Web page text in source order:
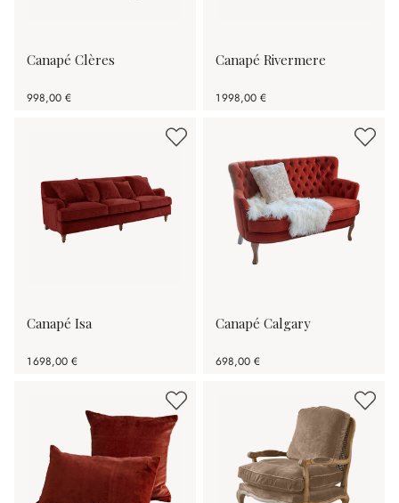
Canapé Clères
998,00 €
Canapé Rivermere
1 998,00 €
Canapé Isa
1 698,00 €
Canapé Calgary
698,00 €